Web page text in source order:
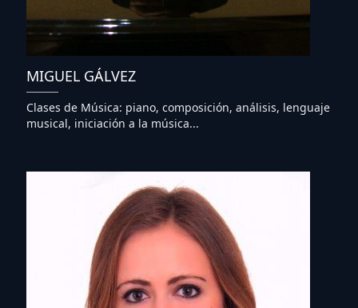
MIGUEL GÁLVEZ
Clases de Música: piano, composición, análisis, lenguaje
musical, iniciación a la música...